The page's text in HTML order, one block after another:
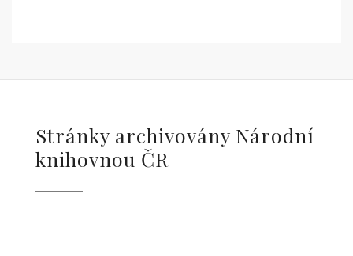
Stránky archivovány Národní
knihovnou ČR